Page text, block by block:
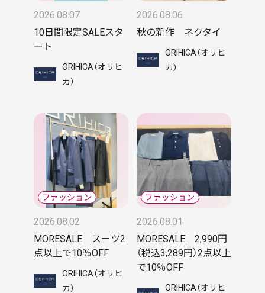
2026.08.07
10日間限定SALEスタ
ート
ORIHICA（オリヒ
カ）
2026.08.06
秋の新作 ネクタイ
ORIHICA（オリヒ
カ）
2026.08.02
MORESALE スーツ2
点以上で10％OFF
ORIHICA（オリヒ
カ）
2026.08.01
MORESALE 2,990円
（税込3,289円）2点以上
で10％OFF
ORIHICA（オリヒ